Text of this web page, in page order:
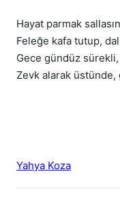
Hayat parmak
Feleğe kafa tutup,
Gece gündüz
Zevk alarak üstünde,
Yahya Koza